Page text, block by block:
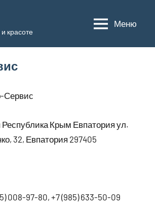
красоте
Меню
Сервис
Республика Крым Евпатория ул.
32, Евпатория 297405
008-97-80, +7 (985) 633-50-09